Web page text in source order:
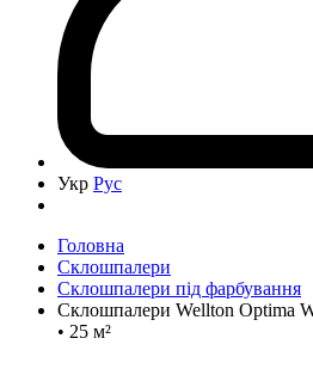
Укр Рус
Головна
Склошпалери
Склошпалери під фарбування
Склошпалери Wellton Optima
• 25 м²